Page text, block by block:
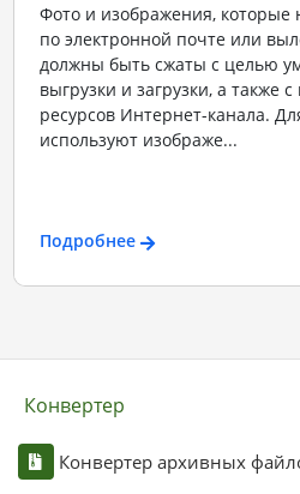
Фото и изображения, которые
по электронной почте или
должны быть сжаты с целью
выгрузки и загрузки, а также
ресурсов Интернет-канала.
используют изображе...
Подробнее
Конвертер
Конвертер архивных